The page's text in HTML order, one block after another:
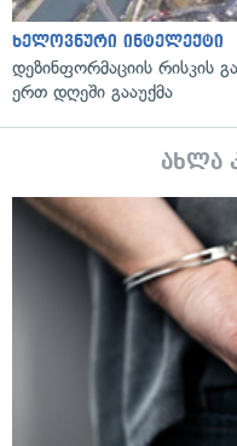
ხელოვნური ინტელექტი
დეზინფორმაციის რისკის
ერთ დღეში გააუქმა
ახლა